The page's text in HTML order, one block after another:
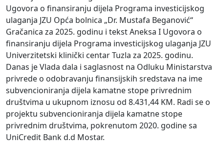
Ugovora o finansiranju dijela Programa investicijskog
ulaganja JZU Opća bolnica „Dr. Mustafa Beganović“
Gračanica za 2025. godinu i tekst Aneksa I Ugovora o
finansiranju dijela Programa investicijskog ulaganja JZU
Univerzitetski klinički centar Tuzla za 2025. godinu.
Danas je Vlada dala i saglasnost na Odluku Ministarstva
privrede o odobravanju finansijskih sredstava na ime
subvencioniranja dijela kamatne stope privrednim
društvima u ukupnom iznosu od 8.431,44 KM. Radi se o
projektu subvencioniranja dijela kamatne stope
privrednim društvima, pokrenutom 2020. godine sa
UniCredit Bank d.d Mostar.